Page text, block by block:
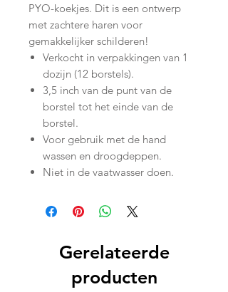
PYO-koekjes. Dit is een ontwerp
met zachtere haren voor
gemakkelijker schilderen!
Verkocht in verpakkingen van 1
dozijn (12 borstels).
3,5 inch van de punt van de
borstel tot het einde van de
borstel.
Voor gebruik met de hand
wassen en droogdeppen.
Niet in de vaatwasser doen.
Gerelateerde
producten